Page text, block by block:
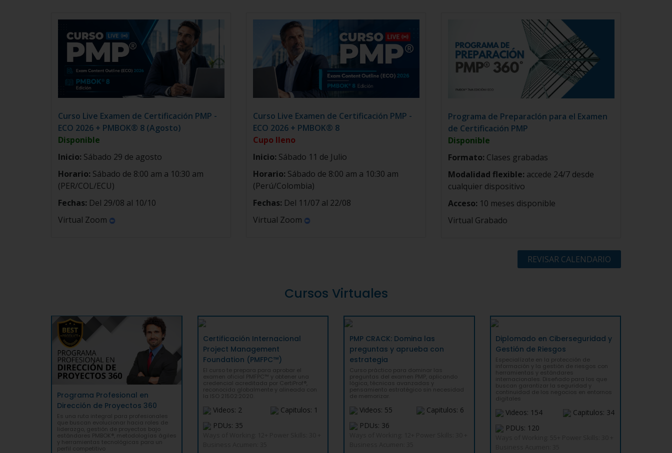
Curso Live Examen de Certificación PMP -
ECO 2026 + PMBOK® 8 (Agosto)
Disponible
Inicio: Sábado 29 de agosto
Horario: Sábado de 8:00 am a 10:30 am
(PER/COL/ECU)
Fechas: Del 29/08 al 10/10
Virtual Zoom
Curso Live Examen de Certificación PMP -
ECO 2026 + PMBOK® 8
Cupo lleno
Inicio: Sábado 11 de Julio
Horario: Sábado de 8:00 am a 10:30 am
(Perú/Colombia)
Fechas: Del 11/07 al 22/08
Virtual Zoom
Programa de PreparacIón para el Examen
de Certificación PMP
Disponible
Formato: Clases grabadas
Modalidad flexible: accede 24/7 desde
cualquier dispositivo
Acceso: 10 meses disponible
Virtual Grabado
REVISAR CALENDARIO
Cursos Virtuales
Programa Profesional en
Dirección de Proyectos 360
Es una ruta integral para profesionales
que buscan evolucionar hacia roles de
liderazgo, gestión de proyectos bajo
estándares PMBOK®, metodologías ágiles
y herramientas tecnológicas para un
perfil competitivo
Certificación Internacional
Project Management
Foundation (PMFPC™)
El curso te prepara para aprobar el
examen oficial PMFPC™ y obtener una
credencial acreditada por CertiProf®,
reconocida globalmente y alineada con
la ISO 21502:2020.
Videos: 2
Capitulos: 1
PDUs: 35
PMP CRACK: Domina las
preguntas y aprueba con
estrategia
Curso práctico para dominar las
preguntas del examen PMP, aplicando
lógica, técnicas avanzadas y
pensamiento estratégico sin necesidad
de memorizar.
Videos: 55
Capitulos: 6
PDUs: 36
Diplomado en Ciberseguridad y
Gestión de Riesgos
Especialízate en la protección de
información y la gestión de riesgos con
herramientas y estándares
internacionales. Diseñado para los que
buscan garantizar la seguridad y
continuidad de los negocios en entornos
digitales
Videos: 154
Capitulos: 34
PDUs: 120